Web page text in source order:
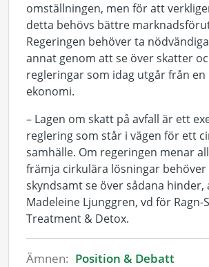
omställningen, men för att
detta behövs bättre
Regeringen behöver ta
annat genom att se över skatter
regleringar som idag utgår från
ekonomi.
– Lagen om skatt på avfall är ett
reglering som står i vägen för ett
samhälle. Om regeringen menar
främja cirkulära lösningar behöver
skyndsamt se över sådana hinder,
Madeleine Ljunggren, vd för Ragn-
Treatment & Detox.
Ämnen: Position & Debatt